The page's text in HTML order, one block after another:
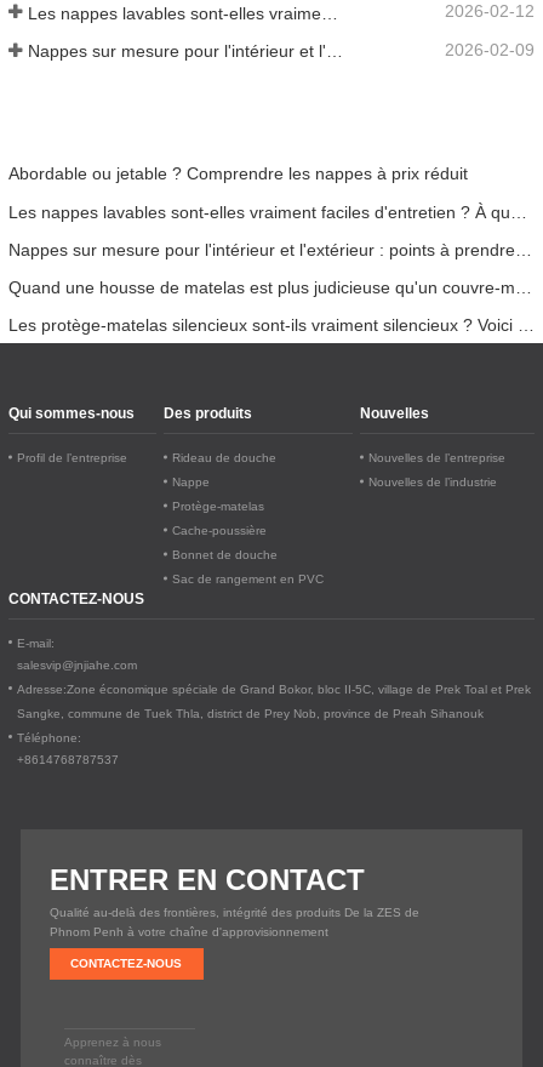
2026-02-12
2026-02-09
Abordable ou jetable ? Comprendre les nappes à prix réduit
Les protège-matelas silencieux sont-ils vraiment silencieux ? Voici la vérité
Qui sommes-nous
Profil de l’entreprise
Des produits
Rideau de douche
Nappe
Protège-matelas
Cache-poussière
Bonnet de douche
Sac de rangement en PVC
Nouvelles
Nouvelles de l’entreprise
Nouvelles de l’industrie
CONTACTEZ-NOUS
E-mail:
salesvip@jnjiahe.com
Adresse:Zone économique spéciale de Grand Bokor, bloc II-5C, village de Prek Toal et Prek
Sangke, commune de Tuek Thla, district de Prey Nob, province de Preah Sihanouk
Téléphone:
+8614768787537
ENTRER EN CONTACT
Qualité au-delà des frontières, intégrité des produits De la ZES de
Phnom Penh à votre chaîne d'approvisionnement
CONTACTEZ-NOUS
Apprenez à nous
connaître dès